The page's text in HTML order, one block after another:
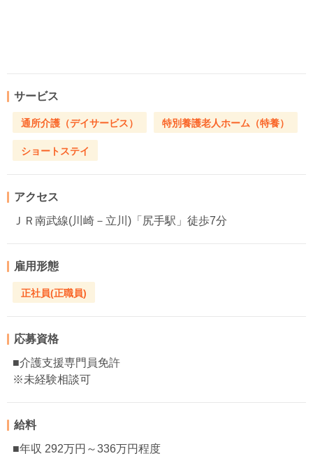
サービス
通所介護（デイサービス） 特別養護老人ホーム（特養）
ショートステイ
アクセス
ＪＲ南武線(川崎－立川)「尻手駅」徒歩7分
雇用形態
正社員(正職員)
応募資格
■介護支援専門員免許
※未経験相談可
給料
■年収 292万円～336万円程度